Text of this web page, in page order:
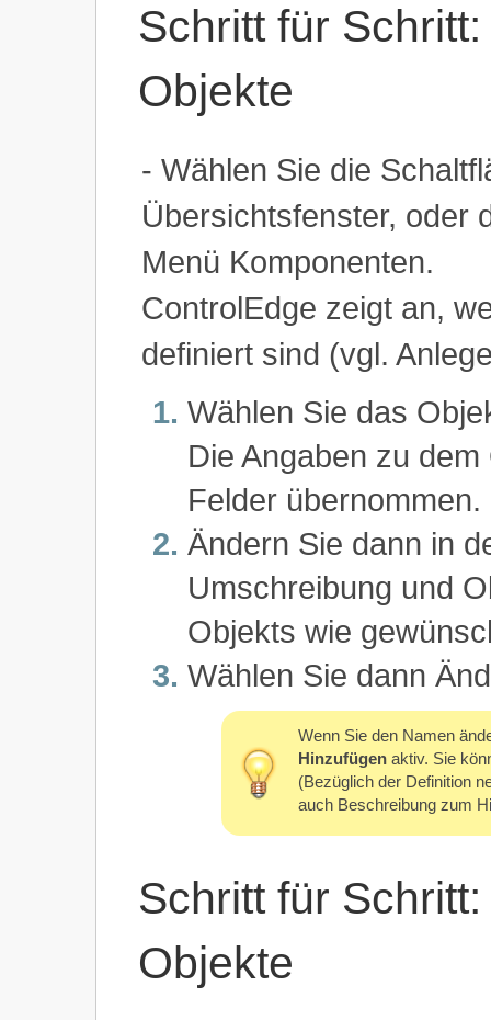
Schritt für
Objekte
- Wählen Sie die
Übersichtsfenster, oder
Menü Komponenten.
ControlEdge zeigt an,
definiert sind (vgl.
Wählen Sie das
Die Angaben zu
Felder übernommen.
Ändern Sie dann in
Umschreibung und
Objekts wie
Wählen Sie dann
Wenn Sie den Namen
Hinzufügenaktiv. Sie
(Bezüglich der Definition
auch Beschreibung zum
Schritt für
Objekte